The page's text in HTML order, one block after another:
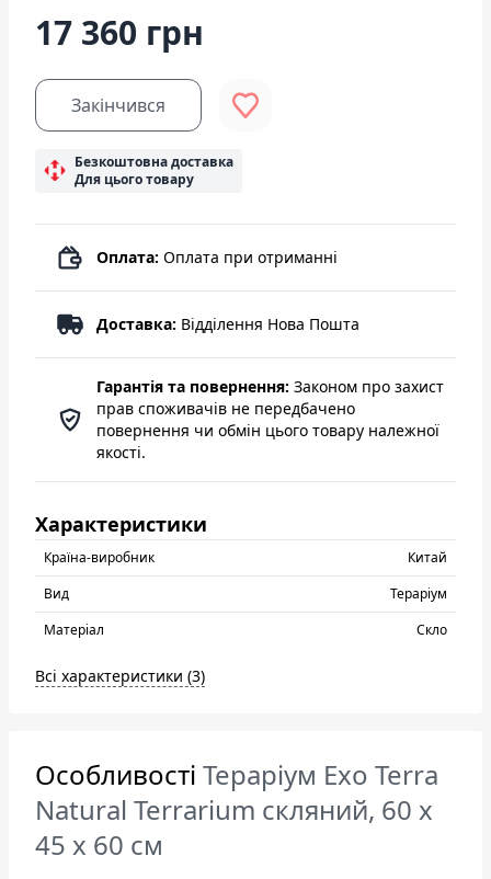
17 360 грн
Закінчився
Безкоштовна доставка
Для цього товару
Оплата: Оплата при отриманні
Доставка: Відділення Нова Пошта
Гарантія та повернення: Законом про захист
прав споживачів не передбачено
повернення чи обмін цього товару належної
якості.
Характеристики
Країна-виробник
Китай
Вид
Тераріум
Матеріал
Скло
Всі характеристики (3)
Особливості Тераріум Exo Terra
Natural Terrarium скляний, 60 x
45 x 60 см